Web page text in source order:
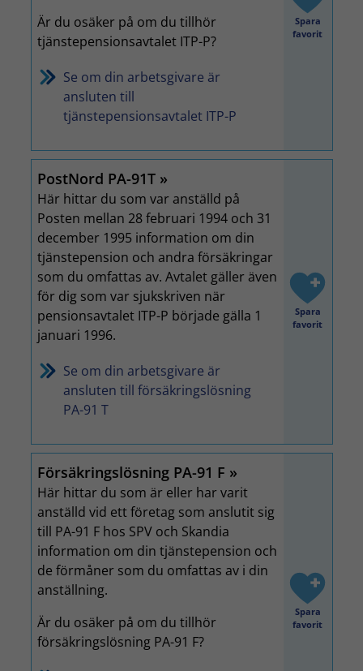
Är du osäker på om du tillhör
tjänstepensionsavtalet ITP-P?
Se om din arbetsgivare är
ansluten till
tjänstepensionsavtalet ITP-P
Spara
favorit
PostNord PA-91T
Här hittar du som var anställd på
Posten mellan 28 februari 1994 och 31
december 1995 information om din
tjänstepension och andra försäkringar
som du omfattas av. Avtalet gäller även
för dig som var sjukskriven när
pensionsavtalet ITP-P började gälla 1
januari 1996.
Se om din arbetsgivare är
ansluten till försäkringslösning
PA-91 T
Spara
favorit
Försäkringslösning PA-91 F
Här hittar du som är eller har varit
anställd vid ett företag som anslutit sig
till PA-91 F hos SPV och Skandia
information om din tjänstepension och
de förmåner som du omfattas av i din
anställning.
Är du osäker på om du tillhör
försäkringslösning PA-91 F?
Spara
favorit